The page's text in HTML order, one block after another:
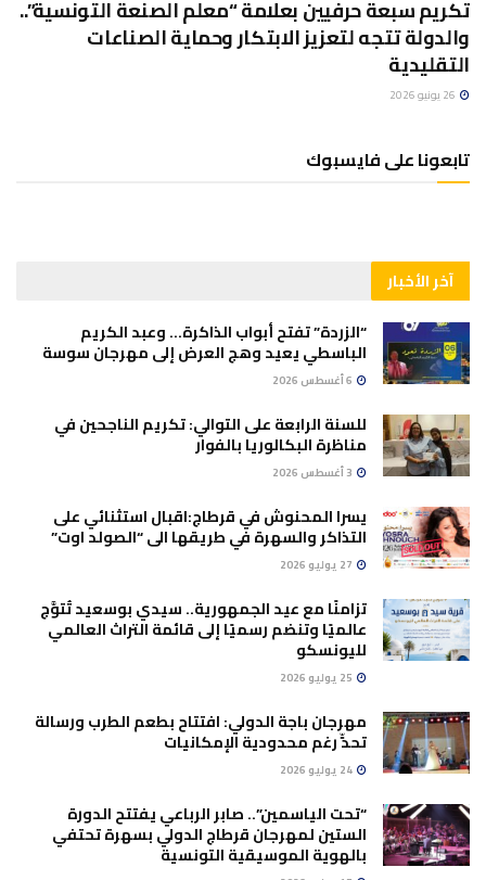
تكريم سبعة حرفيين بعلامة “معلم الصنعة التونسية”..
والدولة تتجه لتعزيز الابتكار وحماية الصناعات
التقليدية
تابعونا على فايسبوك
آخر الأخبار
“الزردة” تفتح أبواب الذاكرة… وعبد الكريم
الباسطي يعيد وهج العرض إلى مهرجان سوسة
للسنة الرابعة على التوالي: تكريم الناجحين في
مناظرة البكالوريا بالفوار
يسرا المحنوش في قرطاج:اقبال استثنائي على
التذاكر والسهرة في طريقها الى “الصولد اوت”
تزامنًا مع عيد الجمهورية.. سيدي بوسعيد تُتوَّج
عالميًا وتنضم رسميًا إلى قائمة التراث العالمي
لليونسكو
مهرجان باجة الدولي: افتتاح بطعم الطرب ورسالة
تحدٍّ رغم محدودية الإمكانيات
“تحت الياسمين”.. صابر الرباعي يفتتح الدورة
الستين لمهرجان قرطاج الدولي بسهرة تحتفي
بالهوية الموسيقية التونسية